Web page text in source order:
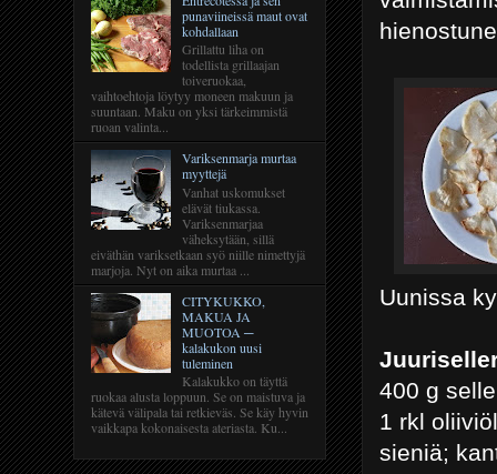
Uunissa
400 g
1 rkl
sieniä;
punaviineissä maut ovat
kohdallaan
Grillattu liha on
todellista grillaajan
toiveruokaa,
vaihtoehtoja löytyy moneen makuun ja
suuntaan. Maku on yksi tärkeimmistä
ruoan valinta...
Variksenmarja murtaa
myyttejä
Vanhat uskomukset
elävät tiukassa.
Variksenmarjaa
väheksytään, sillä
eiväthän variksetkaan syö niille nimettyjä
marjoja. Nyt on aika murtaa ...
CITYKUKKO,
MAKUA JA
MUOTOA ─
kalakukon uusi
tuleminen
Kalakukko on täyttä
ruokaa alusta loppuun. Se on maistuva ja
kätevä välipala tai retkieväs. Se käy hyvin
vaikkapa kokonaisesta ateriasta. Ku...